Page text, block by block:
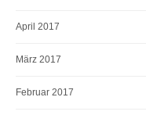
April 2017
März 2017
Februar 2017